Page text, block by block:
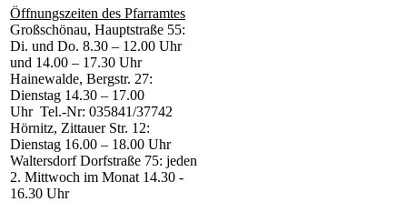
Öffnungszeiten des Pfarramtes
Großschönau, Hauptstraße 55:
Di. und Do. 8.30 – 12.00 Uhr
und 14.00 – 17.30 Uhr
Hainewalde, Bergstr. 27:
Dienstag 14.30 – 17.00
Uhr Tel.-Nr: 035841/37742
Hörnitz, Zittauer Str. 12:
Dienstag 16.00 – 18.00 Uhr
Waltersdorf Dorfstraße 75: jeden
2. Mittwoch im Monat 14.30 -
16.30 Uhr